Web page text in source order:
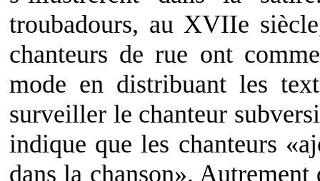
troubadours, au XVIIe
chanteurs de rue ont
mode en distribuant les
surveiller le chanteur
indique que les chanteurs
dans la chanson».